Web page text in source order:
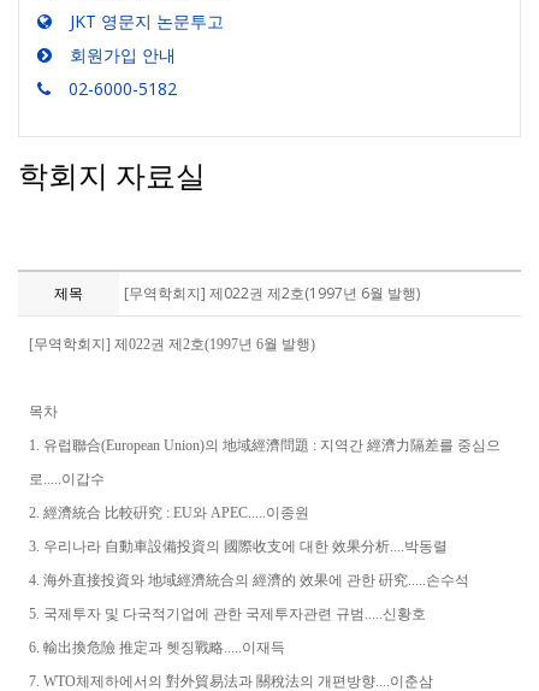
JKT 영문지 논문투고
회원가입 안내
02-6000-5182
학회지 자료실
제목 [무역학회지] 제022권 제2호(1997년 6월 발행)
[무역학회지] 제022권 제2호(1997년 6월 발행)
목차
1. 유럽聯合(European Union)의 地域經濟問題 : 지역간 經濟力隔差를 중심으
로.....이갑수
2. 經濟統合 比較硏究 : EU와 APEC.....이종원
3. 우리나라 自動車設備投資의 國際收支에 대한 效果分析....박동렬
4. 海外直接投資와 地域經濟統合의 經濟的 效果에 관한 硏究.....손수석
5. 국제투자 및 다국적기업에 관한 국제투자관련 규범.....신황호
6. 輸出換危險 推定과 헷징戰略.....이재득
7. WTO체제하에서의 對外貿易法과 關稅法의 개편방향....이춘삼